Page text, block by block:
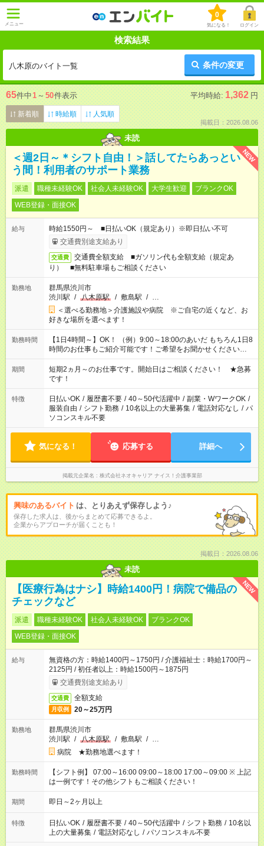
メニュー
0
気になる！ ログイン
検索結果
八木原のバイト一覧 条件の変更
65件中1 ～ 50件表示 平均時給: 1,362 円
新着順 時給順 人気順
掲載日：2026.08.06
未読
NEW
＜週2日～＊シフト自由！＞話してたらあっとい
う間！利用者のサポート業務
派遣 職種未経験OK 社会人未経験OK 大学生歓迎
ブランクOK
WEB登録・面接OK
給与
時給1550円～ ■日払いOK（規定あり）※即日払い不可
交通費別途支給あり
交通費
交通費全額支給 ■ガソリン代も全額支給（規定あ
り） ■無料駐車場もご相談ください
勤務地
群馬県渋川市
渋川駅 / 八木原駅 / 敷島駅 / …
＜選べる勤務地＞介護施設や病院 ※ご自宅の近くなど、お
好きな場所を選べます！
勤務時間
【1日4時間～】OK！ （例）9:00～18:00のあいだ もちろん1日8
時間のお仕事もご紹介可能です！ご希望をお聞かせください！
その他の時間帯もあなたのライフスタイルに合わせて お選びい
ただけます！ 【シフト固定もOK】★家庭の都合でお休みが必要
な場合も遠慮なくご相談ください。 ※週最低15時間以上の勤務
が必要です
期間
短期2ヵ月～のお仕事です。開始日はご相談ください！ ★急募
です！
特徴 日払いOK / 履歴書不要 / 40～50代活躍中 / 副業・WワークOK /
服装自由 / シフト勤務 / 10名以上の大量募集 / 電話対応なし / パ
ソコンスキル不要
気になる！ 応募する 詳細へ
掲載元企業名 株式会社ネオキャリア ナイス！介護事業部
興味のあるバイト は、とりあえず保存しよう♪
保存した求人は、後からまとめて応募できるよ。
企業からアプローチが届くことも！
掲載日：2026.08.06
未読
NEW
【医療行為はナシ】時給1400円！病院で備品の
チェックなど
派遣 職種未経験OK 社会人未経験OK
ブランクOK
WEB登録・面接OK
給与
無資格の方：時給1400円～1750円 / 介護福祉士：時給1700円～
2125円 / 初任者以上：時給1500円～1875円
交通費別途支給あり
交通費 全額支給
月収例 20～25万円
勤務地
群馬県渋川市
渋川駅 / 八木原駅 / 敷島駅 / …
病院 ★勤務地選べます！
勤務時間
【シフト例】 07:00～16:00 09:00～18:00 17:00～09:00 ※ 上記
は一例です！その他シフトもご相談ください！
期間 即日～2ヶ月以上
特徴 日払いOK / 履歴書不要 / 40～50代活躍中 / シフト勤務 / 10名以
上の大量募集 / 電話対応なし / パソコンスキル不要